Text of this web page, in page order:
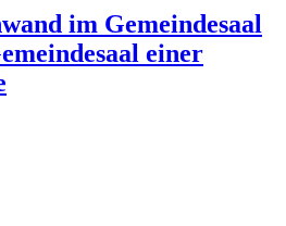
im Gemeindesaal
einer